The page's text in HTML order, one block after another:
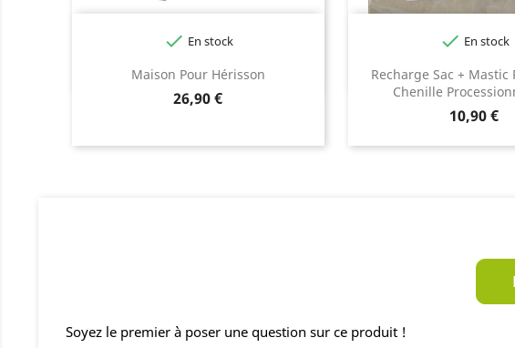
Maison Pour Hérisson
Prix
26,90 €
 En stock
Recharge Sac + Mastic
Chenille
Prix
10,90 €
 En stock
Soyez le premier à poser une question sur ce produit !